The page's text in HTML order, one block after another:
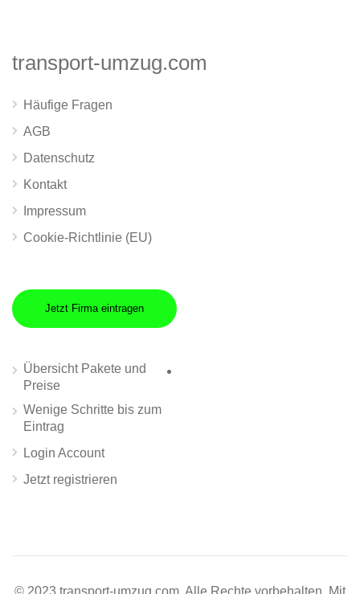
transport-umzug.com
Häufige Fragen
AGB
Datenschutz
Kontakt
Impressum
Cookie-Richtlinie (EU)
Jetzt Firma eintragen
Übersicht Pakete und
Preise
Wenige Schritte bis zum
Eintrag
Login Account
Jetzt registrieren
© 2023 transport-umzug.com. Alle Rechte vorbehalten. Mit